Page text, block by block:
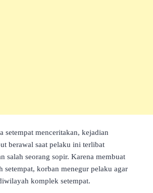
setempat menceritakan, kejadian
berawal saat pelaku ini terlibat
salah seorang sopir. Karena membuat
setempat, korban menegur pelaku agar
komplek setempat.